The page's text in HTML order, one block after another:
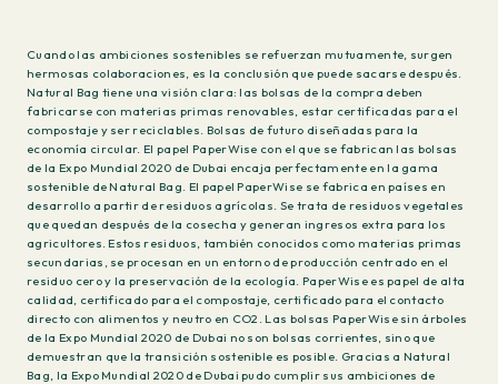
Cuando las ambiciones sostenibles se refuerzan mutuamente, surgen
hermosas colaboraciones, es la conclusión que puede sacarse después.
Natural Bag tiene una visión clara: las bolsas de la compra deben
fabricarse con materias primas renovables, estar certificadas para el
compostaje y ser reciclables. Bolsas de futuro diseñadas para la
economía circular. El papel PaperWise con el que se fabrican las bolsas
de la Expo Mundial 2020 de Dubai encaja perfectamente en la gama
sostenible de Natural Bag. El papel PaperWise se fabrica en países en
desarrollo a partir de residuos agrícolas. Se trata de residuos vegetales
que quedan después de la cosecha y generan ingresos extra para los
agricultores. Estos residuos, también conocidos como materias primas
secundarias, se procesan en un entorno de producción centrado en el
residuo cero y la preservación de la ecología. PaperWise es papel de alta
calidad, certificado para el compostaje, certificado para el contacto
directo con alimentos y neutro en CO2. Las bolsas PaperWise sin árboles
de la Expo Mundial 2020 de Dubai no son bolsas corrientes, sino que
demuestran que la transición sostenible es posible. Gracias a Natural
Bag, la Expo Mundial 2020 de Dubai pudo cumplir sus ambiciones de